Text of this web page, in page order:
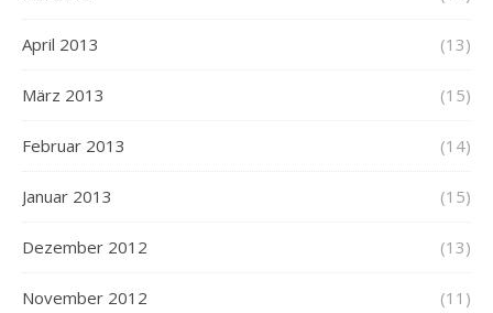
April 2013 (13)
März 2013 (15)
Februar 2013 (14)
Januar 2013 (15)
Dezember 2012 (13)
November 2012 (11)